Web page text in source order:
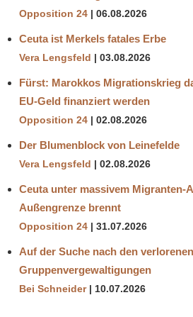
Opposition 24 06.08.2026
Ceuta ist Merkels fatales Erbe
Vera Lengsfeld 03.08.2026
Fürst: Marokkos Migrationskrieg
EU-Geld finanziert werden
Opposition 24 02.08.2026
Der Blumenblock von Leinefelde
Vera Lengsfeld 02.08.2026
Ceuta unter massivem Migranten-
Außengrenze brennt
Opposition 24 31.07.2026
Auf der Suche nach den verlorenen
Gruppenvergewaltigungen
Bei Schneider 10.07.2026